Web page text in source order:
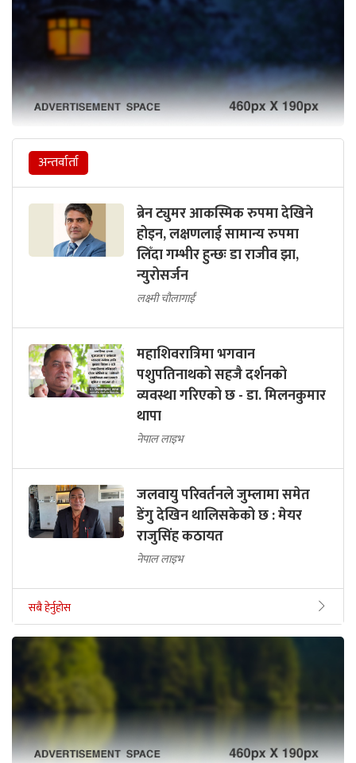
अन्तर्वार्ता
ब्रेन ट्युमर आकस्मिक रुपमा देखिने
होइन, लक्षणलाई सामान्य रुपमा
लिँदा गम्भीर हुन्छः डा राजीव झा,
न्युरोसर्जन
लक्ष्मी चौलागाईं
महाशिवरात्रिमा भगवान
पशुपतिनाथको सहजै दर्शनको
व्यवस्था गरिएको छ - डा. मिलनकुमार
थापा
नेपाल लाइभ
जलवायु परिवर्तनले जुम्लामा समेत
डेंगु देखिन थालिसकेको छ : मेयर
राजुसिंह कठायत
नेपाल लाइभ
सबै हेर्नुहोस